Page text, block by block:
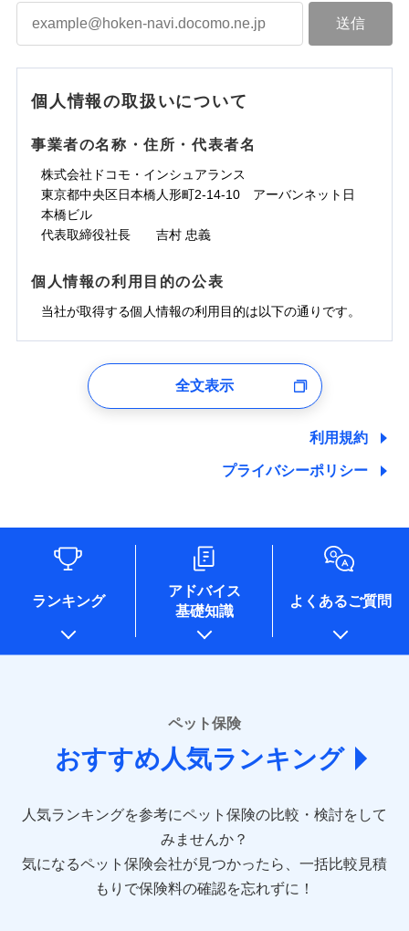
個人情報の取扱いについて
事業者の名称・住所・代表者名
株式会社ドコモ・インシュアランス
東京都中央区日本橋人形町2-14-10 アーバンネット日
本橋ビル
代表取締役社長 吉村 忠義
個人情報の利用目的の公表
当社が取得する個人情報の利用目的は以下の通りです。
ユーザー登録受付および、管理のため
しくは委託を受けている保険会社・提携会社の保険その他に
た維持管理等の委託業務遂行のため、またそれらに付帯、関
各種セミナーの開催のため
コンサルティングサービスの実施のため
アンケートやキャンペーン等の実施のため
上記に係る案内・手続き・管理等付帯業務を行うため
* 当社が委託を受けている保険会社の情報は、保険会社
あいおいニッセイ同和損害保険株式会社
(https://www.aioinissaydowa.co.jp/)
アクサ損害保険株式会社 (https://www.axa-
アニコム損害保険株式会社 (https://www.anicom-
東京海上ダイレクト損害保険株式会社
(https://www.e-design.net/)
AIG損害保険株式会社
全文表示
利用規約
プライバシーポリシー
ランキング
アドバイス
基礎知識
よくあるご質問
ペット保険
おすすめ人気ランキング
人気ランキングを参考にペット保険の比較・検討をして
みませんか？
気になるペット保険会社が見つかったら、一括比較見積
もりで保険料の確認を忘れずに！